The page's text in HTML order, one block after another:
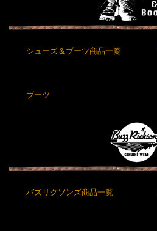
シューズ＆ブーツ商品一覧
ブーツ
バズリクソンズ商品一覧